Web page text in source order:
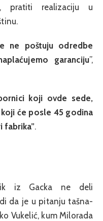
pratiti realizaciju u
ne poštuju odredbe
garanciju”,
koji ovde sede,
će posle 45 godina
fabrika”.
iz Gacka ne deli
da je u pitanju tašna-
Vukelić, kum Milorada